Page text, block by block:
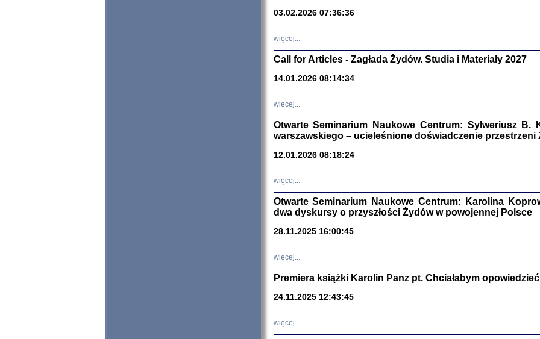
Sewek
03.02.2026 07:36:36
więcej...
Call for Articles - Zagłada Żydów. Studia i Materiały 2027
14.01.2026 08:14:34
więcej...
Otwarte Seminarium Naukowe Centrum: Sylweriusz B.
warszawskiego – ucieleśnione doświadczenie przestrzeni
12.01.2026 08:18:24
więcej...
Otwarte Seminarium Naukowe Centrum: Karolina
dwa dyskursy o przyszłości Żydów w powojennej Polsce
28.11.2025 16:00:45
więcej...
Premiera książki Karolin Panz pt. Chciałabym
24.11.2025 12:43:45
więcej...